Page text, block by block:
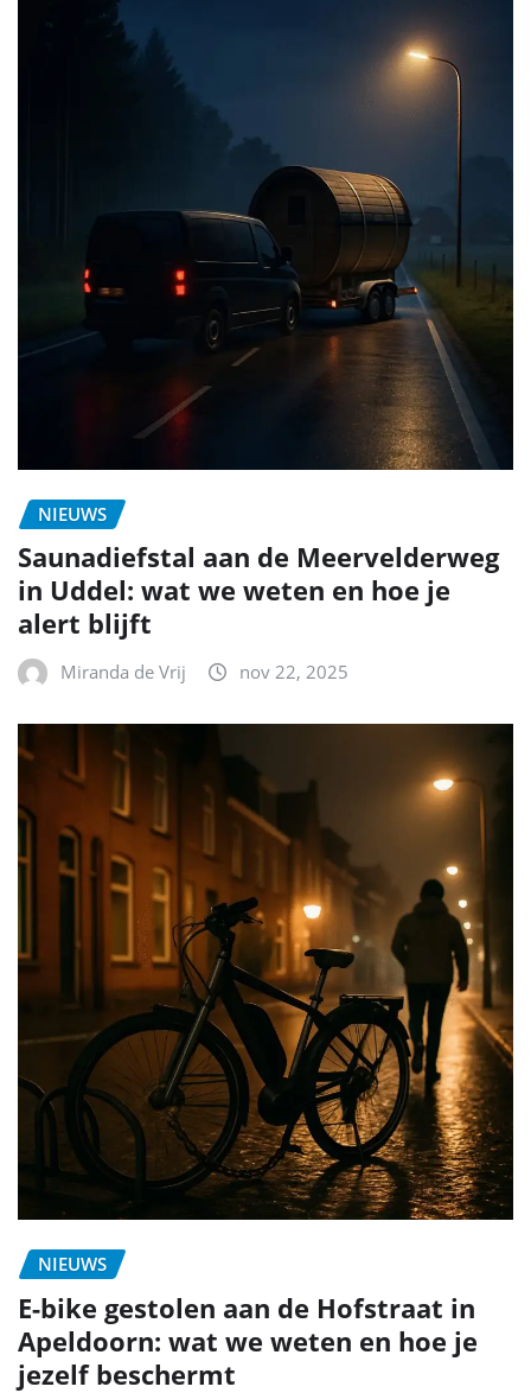
NIEUWS
Saunadiefstal aan de Meervelderweg
in Uddel: wat we weten en hoe je
alert blijft
Miranda de Vrij nov 22, 2025
NIEUWS
E-bike gestolen aan de Hofstraat in
Apeldoorn: wat we weten en hoe je
jezelf beschermt